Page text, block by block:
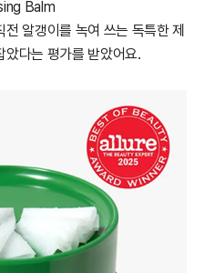
Balm
알갱이를 녹여 쓰는 독특한 제
았다는 평가를 받았어요.